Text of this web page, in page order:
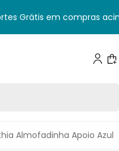
Grátis em compras
Almofadinha Apoio Azul